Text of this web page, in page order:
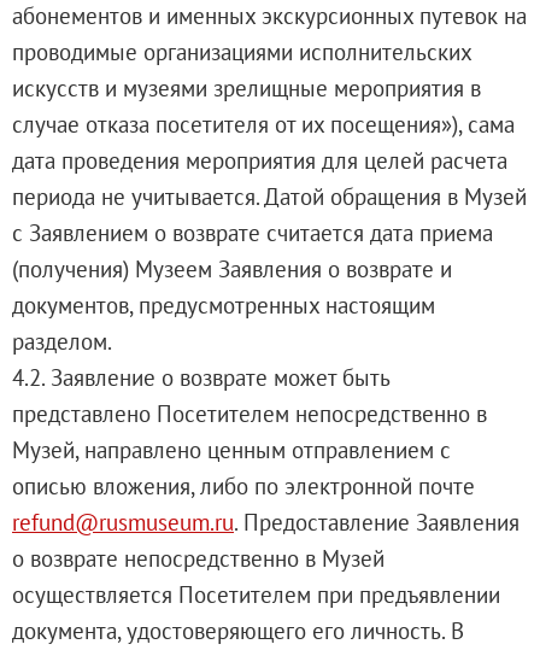
абонементов и именных экскурсионных путевок на
проводимые организациями исполнительских
искусств и музеями зрелищные мероприятия в
случае отказа посетителя от их посещения»), сама
дата проведения мероприятия для целей расчета
периода не учитывается. Датой обращения в Музей
с Заявлением о возврате считается дата приема
(получения) Музеем Заявления о возврате и
документов, предусмотренных настоящим
разделом.
4.2. Заявление о возврате может быть
представлено Посетителем непосредственно в
Музей, направлено ценным отправлением с
описью вложения, либо по электронной почте
refund@rusmuseum.ru. Предоставление Заявления
о возврате непосредственно в Музей
осуществляется Посетителем при предъявлении
документа, удостоверяющего его личность. В